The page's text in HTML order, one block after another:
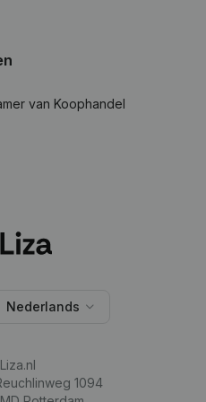
van Koophandel
Nederlands
1094